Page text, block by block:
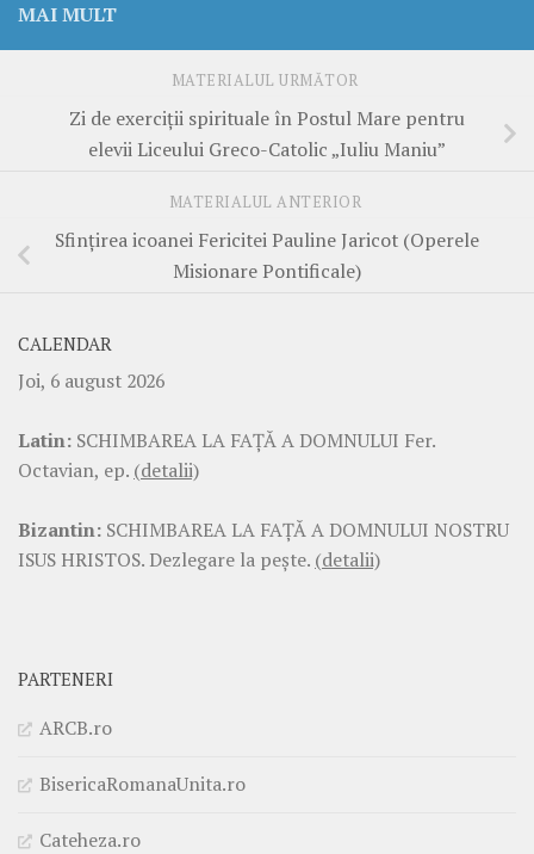
MAI MULT
MATERIALUL URMĂTOR
Zi de exerciții spirituale în Postul Mare pentru
elevii Liceului Greco-Catolic „Iuliu Maniu”
MATERIALUL ANTERIOR
Sfințirea icoanei Fericitei Pauline Jaricot (Operele
Misionare Pontificale)
CALENDAR
Joi, 6 august 2026
Latin: SCHIMBAREA LA FAŢĂ A DOMNULUI Fer.
Octavian, ep. (detalii)
Bizantin: SCHIMBAREA LA FAŢĂ A DOMNULUI NOSTRU
ISUS HRISTOS. Dezlegare la pește. (detalii)
PARTENERI
ARCB.ro
BisericaRomanaUnita.ro
Cateheza.ro